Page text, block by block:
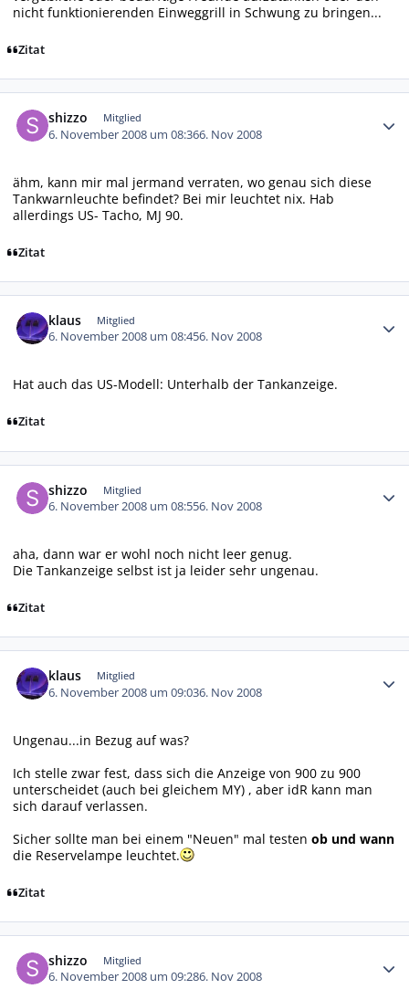
nicht funktionierenden Einweggrill in Schwung zu bringen...
Zitat
shizzo Mitglied
6. November 2008 um 08:366. Nov 2008
ähm, kann mir mal jermand verraten, wo genau sich diese
Tankwarnleuchte befindet? Bei mir leuchtet nix. Hab
allerdings US- Tacho, MJ 90.
Zitat
klaus Mitglied
6. November 2008 um 08:456. Nov 2008
Hat auch das US-Modell: Unterhalb der Tankanzeige.
Zitat
shizzo Mitglied
6. November 2008 um 08:556. Nov 2008
aha, dann war er wohl noch nicht leer genug.
Die Tankanzeige selbst ist ja leider sehr ungenau.
Zitat
klaus Mitglied
6. November 2008 um 09:036. Nov 2008
Ungenau...in Bezug auf was?
Ich stelle zwar fest, dass sich die Anzeige von 900 zu 900
unterscheidet (auch bei gleichem MY) , aber idR kann man
sich darauf verlassen.
Sicher sollte man bei einem "Neuen" mal testen ob und wann
die Reservelampe leuchtet.
Zitat
shizzo Mitglied
6. November 2008 um 09:286. Nov 2008